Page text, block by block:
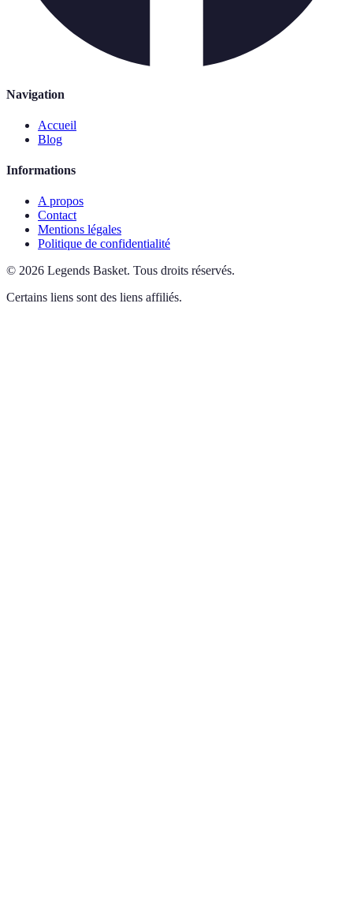
Navigation
Accueil
Blog
Informations
A propos
Contact
Mentions légales
Politique de confidentialité
© 2026 Legends Basket. Tous droits réservés.
Certains liens sont des liens affiliés.